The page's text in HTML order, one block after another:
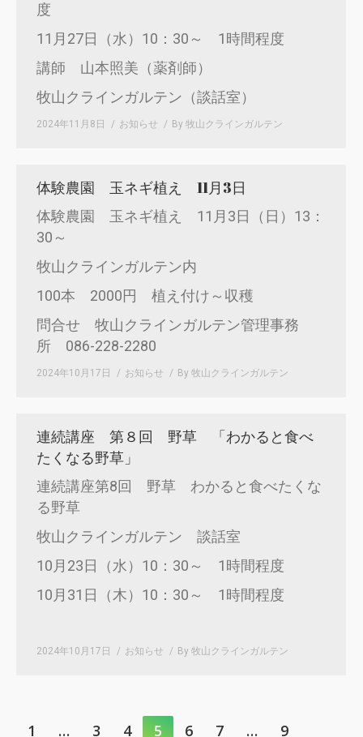
度
11月27日（水）10：30～ 1時間程度
講師 山本照美（薬剤師）
牧山クラインガルテン（談話室）
2024年11月8日 お知らせ By 牧山クラインガルテン
体験農園 玉ネギ植え 11月3日
体験農園 玉ネギ植え 11月3日（日）13：
30～
牧山クラインガルテン内
100本 2000円 植え付け～収穫
問合せ 牧山クラインガルテン管理事務
所 086-228-2280
2024年10月17日 お知らせ By 牧山クラインガルテン
連続講座 第８回 野草 「わかると食べ
たくなる野草」
連続講座第8回 野草 わかると食べたくな
る野草
牧山クラインガルテン 談話室
10月23日（水）10：30～ 1時間程度
10月31日（木）10：30～ 1時間程度
2024年10月17日 お知らせ By 牧山クラインガルテン
1 … 3 4 5 6 7 … 9